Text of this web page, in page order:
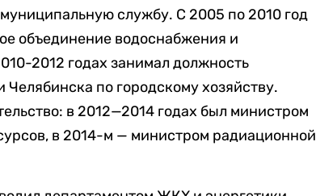
службу. С 2005 по 2010 год
объединение водоснабжения и
2012 годах занимал должность
по городскому хозяйству.
в 2012—2014 годах был министром
в 2014-м — министром радиационной